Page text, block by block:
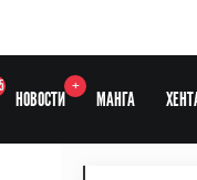
НОВОСТИ
+
МАНГА